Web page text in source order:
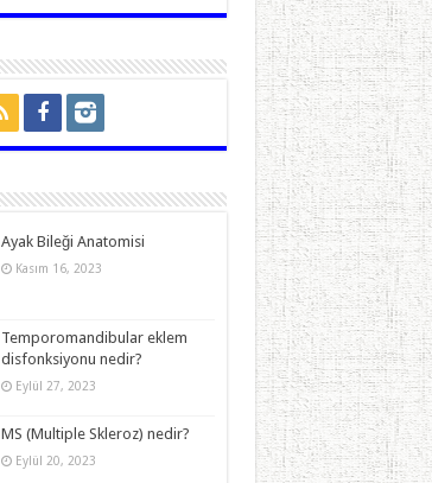
Ayak Bileği Anatomisi
Kasım 16, 2023
Temporomandibular eklem
disfonksiyonu nedir?
Eylül 27, 2023
MS (Multiple Skleroz) nedir?
Eylül 20, 2023